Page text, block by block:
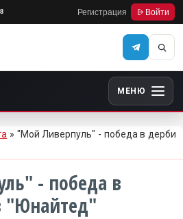
Регистрация Войти
МЕНЮ
» "Мой Ливерпуль" - победа в дерби
- победа в
"Юнайтед"